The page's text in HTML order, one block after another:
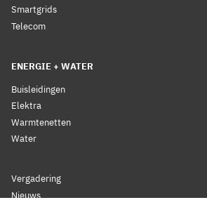
Smartgrids
Telecom
ENERGIE + WATER
Buisleidingen
Elektra
Warmtenetten
Water
Vergadering
Nieuws